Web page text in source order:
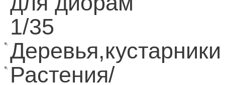
1/35
Деревья,кустарники
Растения/